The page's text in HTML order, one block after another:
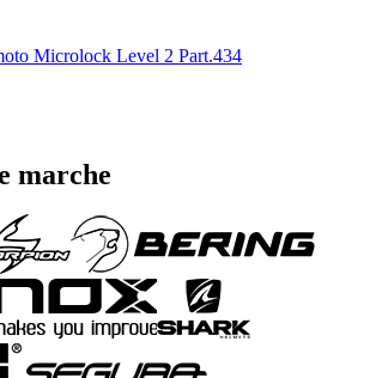
Microlock Level 2 Part.434
marche